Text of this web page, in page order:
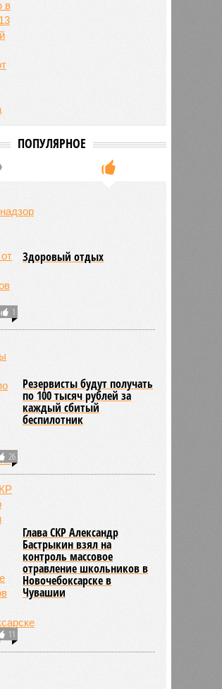
ПОПУЛЯРНОЕ
1
Здоровый отдых
26
Резервисты будут получать
по 100 тысяч рублей за
каждый сбитый
беспилотник
11
Глава СКР Александр
Бастрыкин взял на
контроль массовое
отравление школьников в
Новочебоксарске в
Чувашии